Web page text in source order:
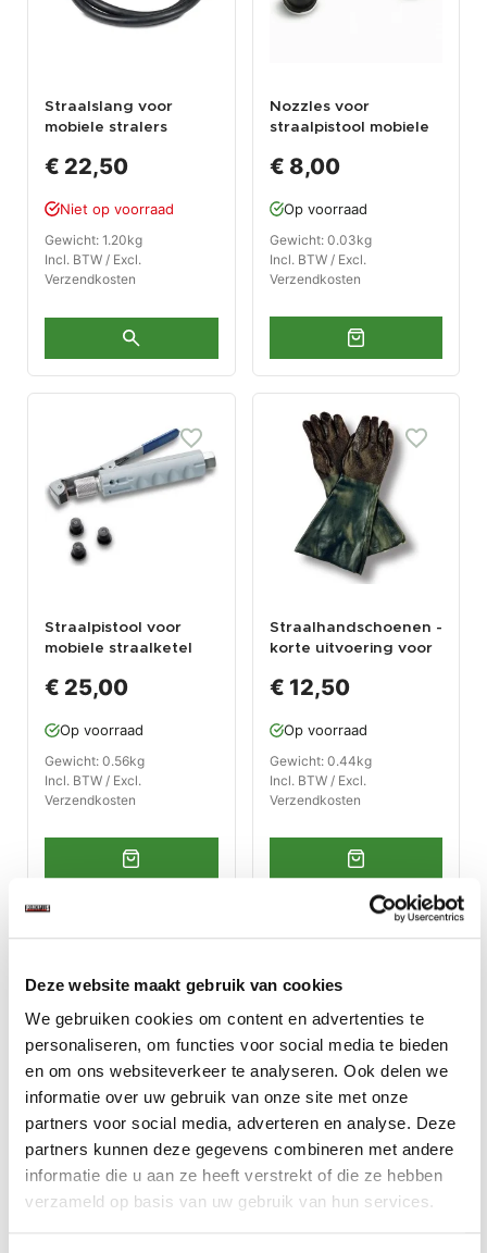
Deze website maakt gebruik van cookies
We gebruiken cookies om content en advertenties te
personaliseren, om functies voor social media te bieden
en om ons websiteverkeer te analyseren. Ook delen we
informatie over uw gebruik van onze site met onze
partners voor social media, adverteren en analyse. Deze
partners kunnen deze gegevens combineren met andere
informatie die u aan ze heeft verstrekt of die ze hebben
verzameld op basis van uw gebruik van hun services.
Straalslang voor
mobiele stralers
€ 22,50
Niet op voorraad
Gewicht: 1.20kg
Incl. BTW / Excl.
Verzendkosten
Nozzles voor
straalpistool mobiele
€ 8,00
Op voorraad
Gewicht: 0.03kg
Incl. BTW / Excl.
Verzendkosten
Straalpistool voor
mobiele straalketel
€ 25,00
Op voorraad
Gewicht: 0.56kg
Incl. BTW / Excl.
Verzendkosten
Straalhandschoenen -
korte uitvoering voor
0006
€ 12,50
Op voorraad
Gewicht: 0.44kg
Incl. BTW / Excl.
Verzendkosten
Glasparels voor
straalcabine gebruik
€ 599,50
Beschermmasker met
helm voor mobiel
€ 29,50